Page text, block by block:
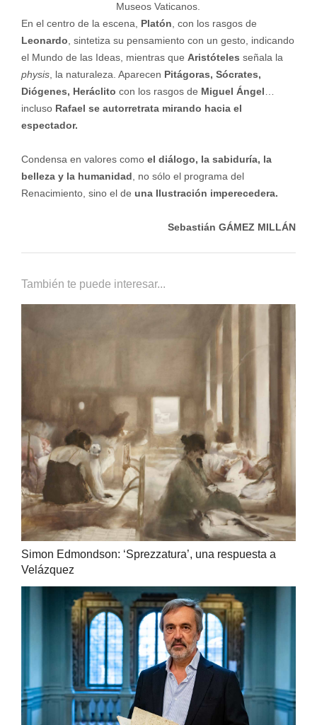
Museos Vaticanos.
En el centro de la escena, Platón , con los rasgos de
Leonardo , sintetiza su pensamiento con un gesto, indicando
el Mundo de las Ideas, mientras que Aristóteles señala la
physis, la naturaleza. Aparecen Pitágoras, Sócrates,
Diógenes, Heráclito con los rasgos de Miguel Ángel
incluso Rafael se autorretrata mirando hacia el
espectador.
Condensa en valores como el diálogo, la sabiduría, la
belleza y la humanidad , no sólo el programa del
Renacimiento, sino el de una Ilustración imperecedera.
Sebastián GÁMEZ MILLÁN
También te puede interesar...
Simon Edmondson: ‘Sprezzatura’, una respuesta a
Velázquez